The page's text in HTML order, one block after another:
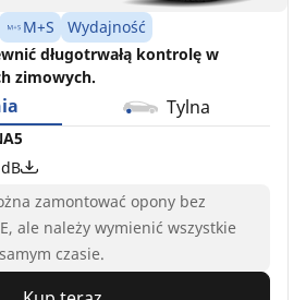
M+S
Wydajność
długotrwałą kontrolę w
zimowych.
Tylna
zamontować opony bez
ale należy wymienić wszystkie
czasie.